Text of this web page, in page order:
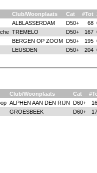
Club/Woonplaats Cat #Tot
ALBLASSERDAM D50+ 68
TREMELO D50+ 167
BERGEN OP ZOOM D50+ 195
LEUSDEN D50+ 204
Club/Woonplaats Cat
ALPHEN AAN DEN RIJN D60+
GROESBEEK D60+